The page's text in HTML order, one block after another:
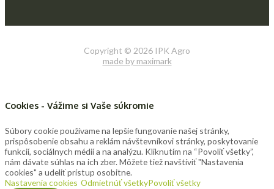
Copyright © 2026 IPK Agro
made by maximark
Cookies - Vážime si Vaše súkromie
Súbory cookie používame na lepšie fungovanie našej stránky,
prispôsobenie obsahu a reklám návštevníkovi stránky, poskytovanie
funkcií, sociálnych médií a na analýzu. Kliknutím na “Povoliť všetky”,
nám dávate súhlas na ich zber. Môžete tiež navštíviť "Nastavenia
cookies" a udeliť prístup osobitne.
Nastavenia cookies Odmietnúť všetkyPovoliť všetky